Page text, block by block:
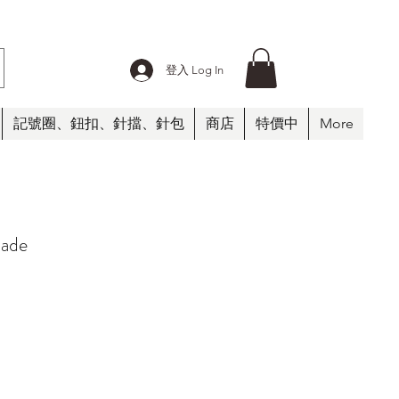
登入 Log In
記號圈、鈕扣、針擋、針包 商店 特價中 More